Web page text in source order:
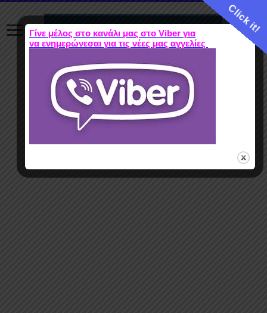
Click it!
Γίνε μέλος στο κανάλι μας στο Viber για
να ενημερώνεσαι για τις νέες μας αγγελίες